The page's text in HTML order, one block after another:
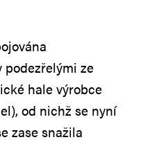
ze
hale výrobce
od nichž se nyní
zase snažila